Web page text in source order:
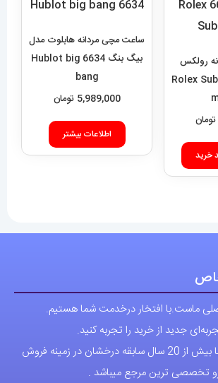
رولکس
ساب مارینر 6625 Rolex Sub
تومان
خرید
ساعت مچی مردانه هابلوت مدل
بیگ بنگ 6634 Hublot big
bang
5,989,000 تومان
اطلاعات بیشتر
ماست.با افتخار درخدمت شما هستیم.
جدید از خرید را تجربه کنید.
فروشگاه اقای خاص با بیش از 20 سال سابقه درخشان در زمینه فروش
تخصصی ترین مرجع میباشد .